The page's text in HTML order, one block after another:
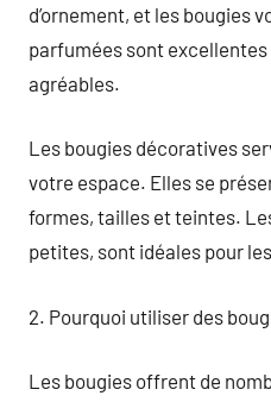
d’ornement, et les bougies
parfumées sont
agréables.
Les bougies décoratives
votre espace. Elles se
formes, tailles et teintes.
petites, sont idéales pour
2. Pourquoi utiliser des
Les bougies offrent de